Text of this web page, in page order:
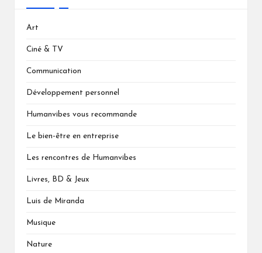
Art
Ciné & TV
Communication
Développement personnel
Humanvibes vous recommande
Le bien-être en entreprise
Les rencontres de Humanvibes
Livres, BD & Jeux
Luis de Miranda
Musique
Nature